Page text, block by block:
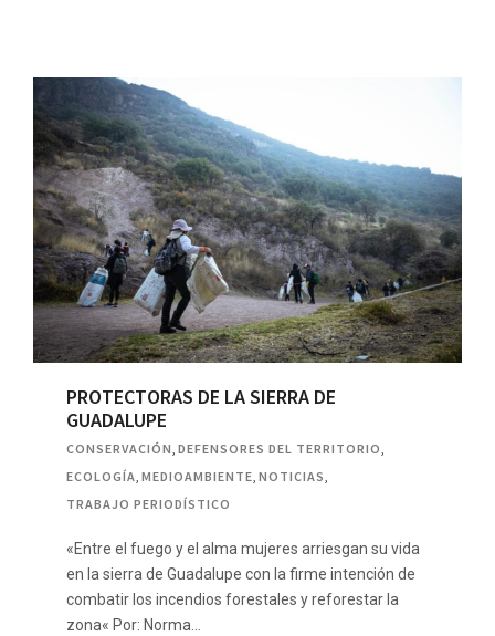
PROTECTORAS DE LA SIERRA DE
GUADALUPE
CONSERVACIÓN, DEFENSORES DEL TERRITORIO,
ECOLOGÍA, MEDIOAMBIENTE, NOTICIAS,
TRABAJO PERIODÍSTICO
«Entre el fuego y el alma mujeres arriesgan su vida
en la sierra de Guadalupe con la firme intención de
combatir los incendios forestales y reforestar la
zona« Por: Norma…